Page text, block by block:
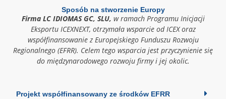
Sposób na stworzenie Europy
Firma LC IDIOMAS GC, SLU, w ramach Programu Inicjacji
Eksportu ICEXNEXT, otrzymała wsparcie od ICEX oraz
współfinansowanie z Europejskiego Funduszu Rozwoju
Regionalnego (EFRR). Celem tego wsparcia jest przyczynienie się
do międzynarodowego rozwoju firmy i jej okolic.
Projekt współfinansowany ze środków EFRR